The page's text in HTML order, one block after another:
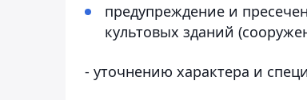
предупреждение и
культовых зданий
- уточнению характера и